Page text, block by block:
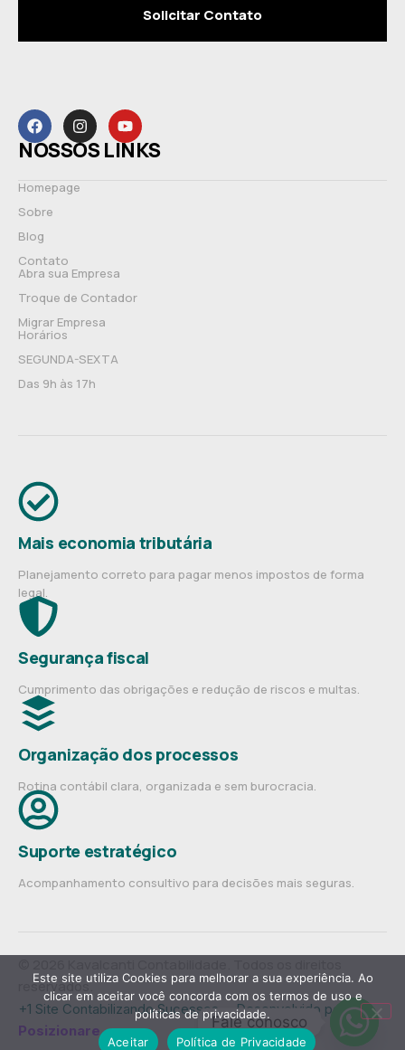
Solicitar Contato
NOSSOS LINKS
Homepage
Sobre
Blog
Contato
Abra sua Empresa
Troque de Contador
Migrar Empresa
Horários
SEGUNDA-SEXTA
Das 9h às 17h
Mais economia tributária
Planejamento correto para pagar menos impostos de forma
legal.
Segurança fiscal
Cumprimento das obrigações e redução de riscos e multas.
Organização dos processos
Rotina contábil clara, organizada e sem burocracia.
Suporte estratégico
Acompanhamento consultivo para decisões mais seguras.
reservados.
+1 Site Contabilizando Sucessos— Desenvolvido por
Posizionare.
Este site utiliza Cookies para melhorar a sua experiência. Ao
clicar em aceitar você concorda com os termos de uso e
políticas de privacidade.
Aceitar
Política de Privacidade
Fale conosco